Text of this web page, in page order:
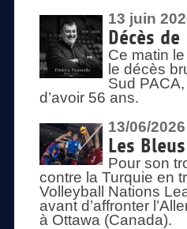
13 juin
Décès de
Ce matin
le décès
Sud
d’avoir 56 ans.
13/06/2026
Les
Pour son
contre la Turquie en
Volleyball Nations
avant d’affronter
à Ottawa (Canada).